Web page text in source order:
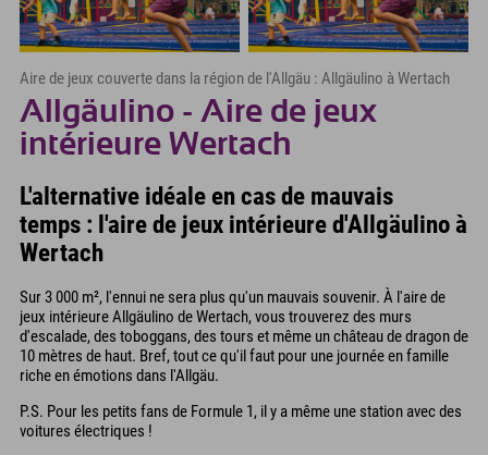
Aire de jeux couverte dans la région de l'Allgäu : Allgäulino à Wertach
Allgäulino - Aire de jeux
intérieure Wertach
L'alternative idéale en cas de mauvais
temps : l'aire de jeux intérieure d'Allgäulino à
Wertach
Sur 3 000 m², l'ennui ne sera plus qu'un mauvais souvenir. À l'aire de
jeux intérieure Allgäulino de Wertach, vous trouverez des murs
d'escalade, des toboggans, des tours et même un château de dragon de
10 mètres de haut. Bref, tout ce qu'il faut pour une journée en famille
riche en émotions dans l'Allgäu.
P.S. Pour les petits fans de Formule 1, il y a même une station avec des
voitures électriques !